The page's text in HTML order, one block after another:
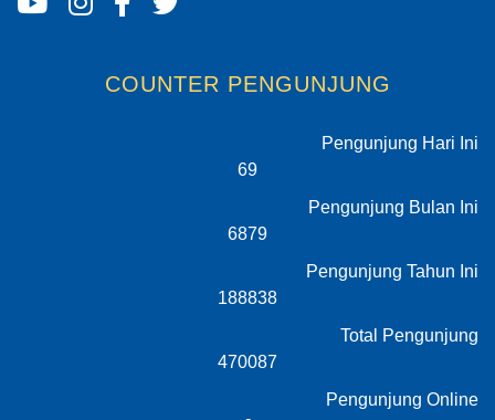
COUNTER PENGUNJUNG
Pengunjung Hari Ini
69
Pengunjung Bulan Ini
6879
Pengunjung Tahun Ini
188838
Total Pengunjung
470087
Pengunjung Online